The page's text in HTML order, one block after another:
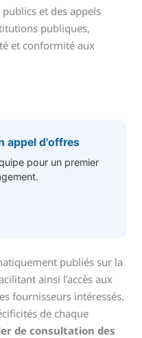
et des appels
publiques,
et conformité aux
appel d'offres
pour un premier
publiés sur la
ainsi l’accès aux
fournisseurs intéressés.
de chaque
de consultation des